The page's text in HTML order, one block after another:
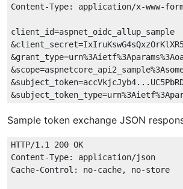
Content-Type: application/x-www-
client_id=aspnet_oidc_allup_sample
Sample token exchange JSON
HTTP/1.1 200 OK
Content-Type: application/json
Cache-Control: no-cache, no-store